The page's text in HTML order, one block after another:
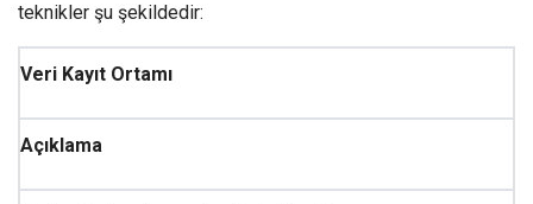
teknikler şu şekildedir:
Veri Kayıt Ortamı
Açıklama